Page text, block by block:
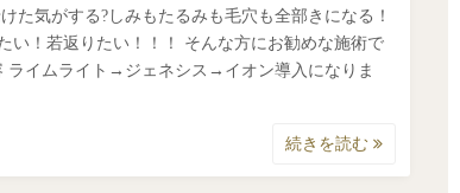
た気がする?しみもたるみも毛穴も全部きになる！
い！若返りたい！！！ そんな方にお勧めな施術で
ライムライト→ジェネシス→イオン導入になりま
続きを読む